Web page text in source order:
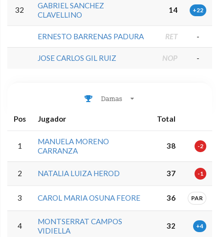
32
GABRIEL SANCHEZ
CLAVELLINO
14 +22
ERNESTO BARRENAS PADURA RET -
JOSE CARLOS GIL RUIZ NOP -
Damas
Pos Jugador Total
1
MANUELA MORENO
CARRANZA
38 -2
2 NATALIA LUIZA HEROD 37 -1
3 CAROL MARIA OSUNA FEORE 36 PAR
4
MONTSERRAT CAMPOS
VIDIELLA
32 +4